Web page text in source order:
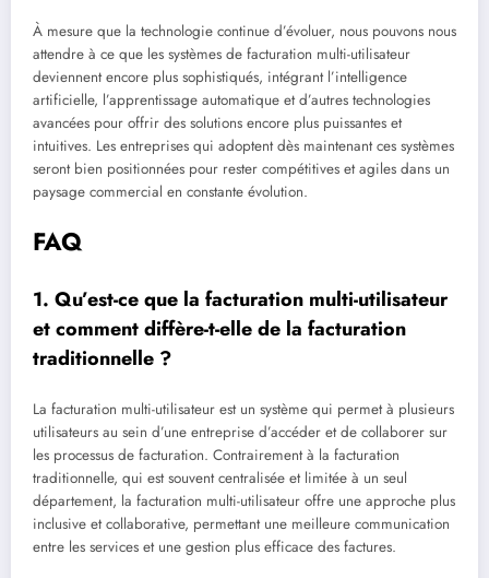
À mesure que la technologie continue d’évoluer, nous pouvons nous
attendre à ce que les systèmes de facturation multi-utilisateur
deviennent encore plus sophistiqués, intégrant l’intelligence
artificielle, l’apprentissage automatique et d’autres technologies
avancées pour offrir des solutions encore plus puissantes et
intuitives. Les entreprises qui adoptent dès maintenant ces systèmes
seront bien positionnées pour rester compétitives et agiles dans un
paysage commercial en constante évolution.
FAQ
1. Qu’est-ce que la facturation multi-utilisateur
et comment diffère-t-elle de la facturation
traditionnelle ?
La facturation multi-utilisateur est un système qui permet à plusieurs
utilisateurs au sein d’une entreprise d’accéder et de collaborer sur
les processus de facturation. Contrairement à la facturation
traditionnelle, qui est souvent centralisée et limitée à un seul
département, la facturation multi-utilisateur offre une approche plus
inclusive et collaborative, permettant une meilleure communication
entre les services et une gestion plus efficace des factures.